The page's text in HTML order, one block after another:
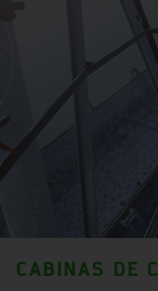
CABINAS DE